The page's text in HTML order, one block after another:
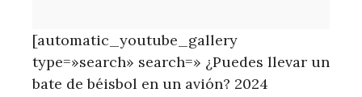
[automatic_youtube_gallery
type=»search» search=» ¿Puedes llevar un
bate de béisbol en un avión? 2024